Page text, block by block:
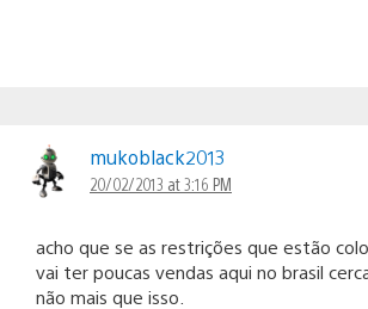
mukoblack2013
20/02/2013 at 3:16 PM
acho que se as restrições que estão
vai ter poucas vendas aqui no brasil
não mais que isso.